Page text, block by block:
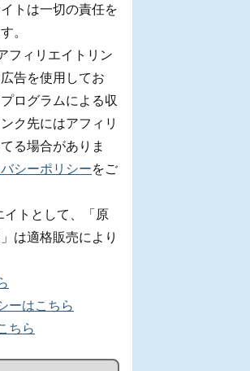
トは一切の責任を
。
フィリエイトリン
告を使用してお
ログラムによる収
ク先にはアフィリ
る場合がありま
シーポリシーをご
イトとして、「原
は適格販売により
ーはこちら
ちら